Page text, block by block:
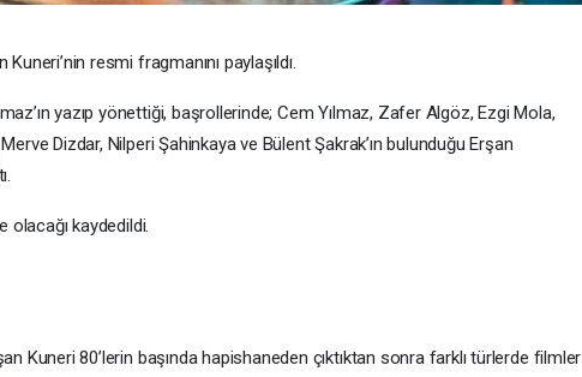
resmi fragmanını paylaşıldı.
yazıp yönettiği, başrollerinde; Cem Yılmaz, Zafer Algöz, Ezgi Mola,
Dizdar, Nilperi Şahinkaya ve Bülent Şakrak’ın bulunduğu Erşan
olacağı kaydedildi.
Kuneri 80’lerin başında hapishaneden çıktıktan sonra farklı türlerde filmler